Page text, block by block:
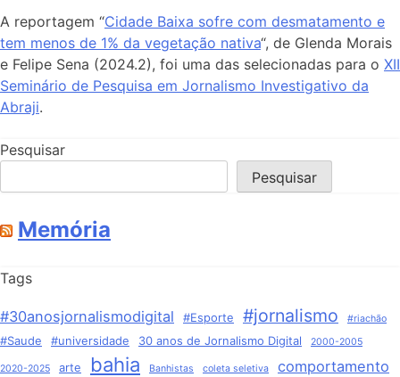
A reportagem “Cidade Baixa sofre com desmatamento e
tem menos de 1% da vegetação nativa“, de Glenda Morais
e Felipe Sena (2024.2), foi uma das selecionadas para o XII
Seminário de Pesquisa em Jornalismo Investigativo da
Abraji.
Pesquisar
Pesquisar
Memória
Tags
#30anosjornalismodigital #Esporte #jornalismo #riachão
#Saude #universidade 30 anos de Jornalismo Digital 2000-2005
2020-2025 arte bahia Banhistas coleta seletiva comportamento